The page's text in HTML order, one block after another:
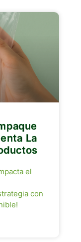
La
el
con